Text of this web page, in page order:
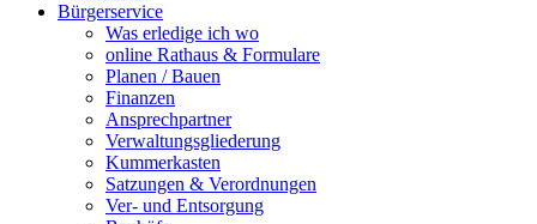
Bürgerservice
Was erledige ich wo
online Rathaus & Formulare
Planen / Bauen
Finanzen
Ansprechpartner
Verwaltungsgliederung
Kummerkasten
Satzungen & Verordnungen
Ver- und Entsorgung